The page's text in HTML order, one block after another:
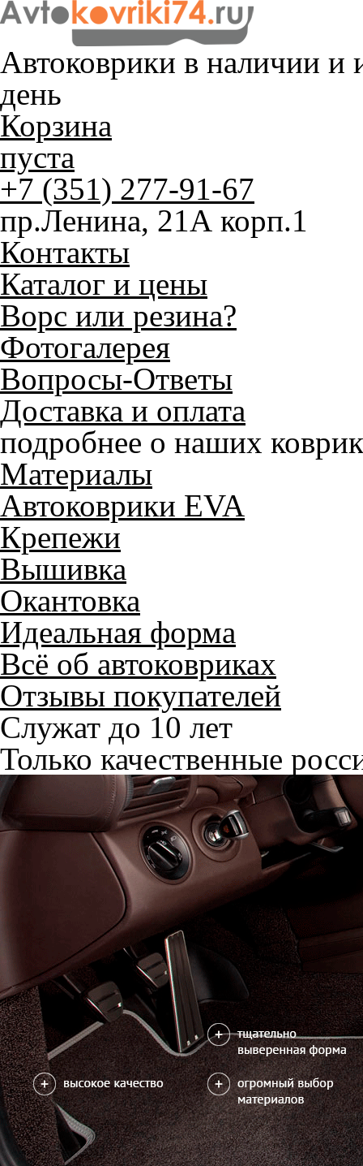
Автоковрики в наличии и
день
Корзина
пуста
+7 (351) 277-91-67
пр.Ленина, 21А корп.1
Контакты
Каталог и цены
Ворс или резина?
Фотогалерея
Вопросы-Ответы
Доставка и оплата
подробнее о наших
Материалы
Автоковрики EVA
Крепежи
Вышивка
Окантовка
Идеальная форма
Всё об автоковриках
Отзывы покупателей
Служат до 10 лет
Только качественные